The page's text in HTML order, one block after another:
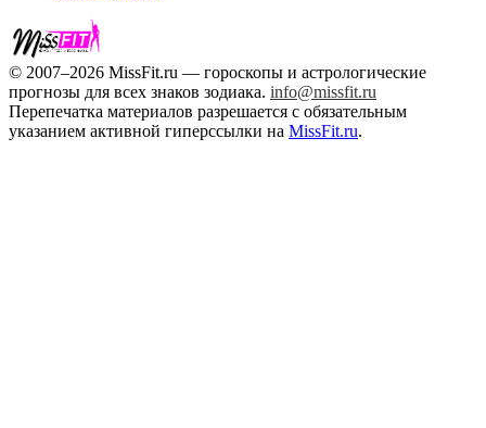
© 2007–2026 MissFit.ru — гороскопы и астрологические
прогнозы для всех знаков зодиака. info@missfit.ru
Перепечатка материалов разрешается с обязательным
указанием активной гиперссылки на MissFit.ru.